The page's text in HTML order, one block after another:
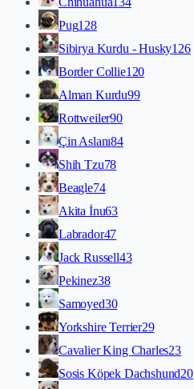
Pug128
Sibirya Kurdu - Husky126
Border Collie120
Alman Kurdu99
Rottweiler90
Çin Aslanı84
Shih Tzu78
Beagle74
Akita İnu63
Labrador47
Jack Russell43
Pekinez38
Samoyed30
Yorkshire Terrier29
Cavalier King Charles23
Sosis Köpek Dachshund20